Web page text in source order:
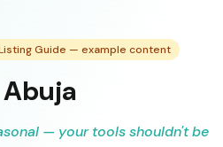
Guide — example content
— your tools shouldn't be